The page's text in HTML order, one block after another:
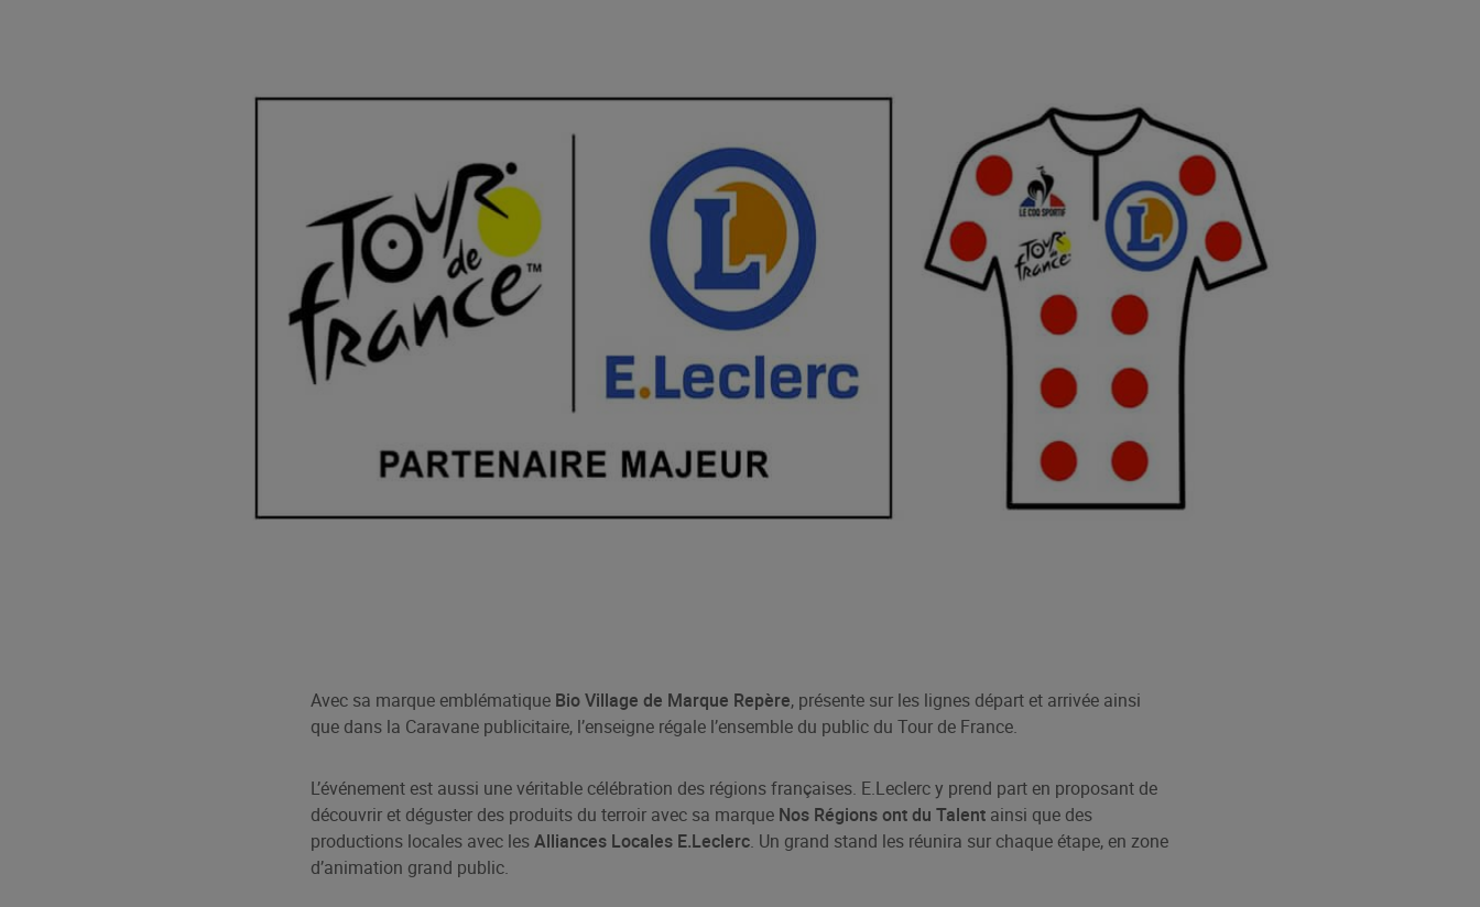
Avec sa marque emblématique Bio Village de Marque Repère, présente sur les lignes départ et arrivée ainsi
que dans la Caravane publicitaire, l’enseigne régale l’ensemble du public du Tour de France.
L’événement est aussi une véritable célébration des régions françaises. E.Leclerc y prend part en proposant de
découvrir et déguster des produits du terroir avec sa marque Nos Régions ont du Talent ainsi que des
productions locales avec lesAlliances Locales E.Leclerc. Un grand stand les réunira sur chaque étape, en zone
d’animation grand public.